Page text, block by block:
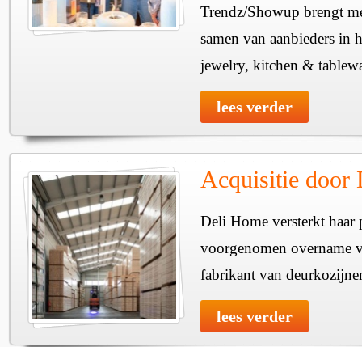
Trendz/Showup brengt
samen van aanbieders in
jewelry, kitchen &
lees verder
Acquisitie door
Deli Home versterkt haar
voorgenomen overname
fabrikant van
lees verder